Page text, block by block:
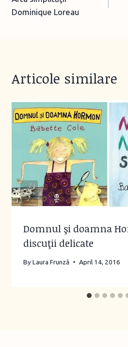
navigation
Dominique Loreau
Articole similare
Domnul şi doamna
discuţii delicate
ByLaura Frunză April 14, 2016